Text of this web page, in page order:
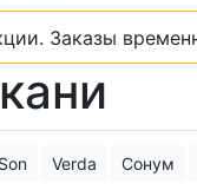
Заказы
Verda Сонум